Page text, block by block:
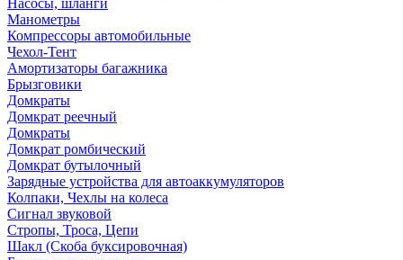
Насосы, шланги
Манометры
Компрессоры автомобильные
Чехол-Тент
Амортизаторы багажника
Брызговики
Домкраты
Домкрат реечный
Домкраты
Домкрат ромбический
Домкрат бутылочный
Зарядные устройства для автоаккумуляторов
Колпаки, Чехлы на колеса
Сигнал звуковой
Стропы, Троса, Цепи
Шакл (Скоба буксировочная)